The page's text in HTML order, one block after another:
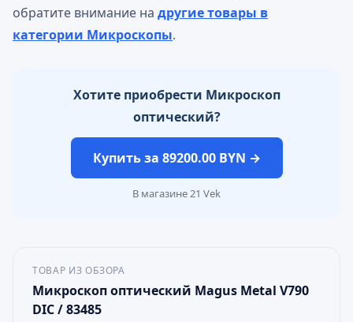
обратите внимание на другие товары в
категории Микроскопы.
Хотите приобрести Микроскоп
оптический?
Купить за 89200.00 BYN →
В магазине 21 Vek
ТОВАР ИЗ ОБЗОРА
Микроскоп оптический Magus Metal V790
DIC / 83485